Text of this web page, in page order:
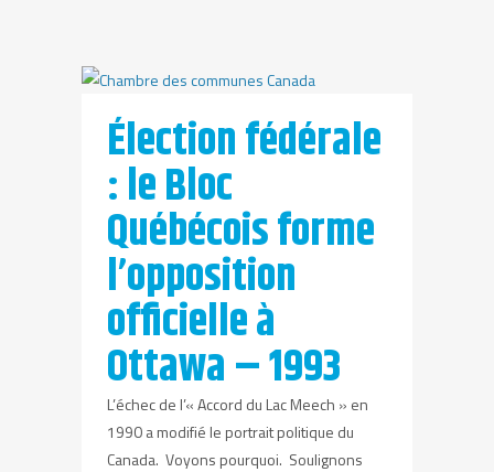
Élection fédérale
: le Bloc
Québécois forme
l’opposition
officielle à
Ottawa – 1993
L’échec de l’« Accord du Lac Meech » en
1990 a modifié le portrait politique du
Canada. Voyons pourquoi. Soulignons